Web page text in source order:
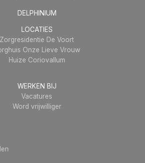
DELPHINIUM
LOCATIES
Zorgresidentie De Voort
Onze Lieve Vrouw
Huize Coriovallum
WERKEN BIJ
Vacatures
Word vrijwilliger